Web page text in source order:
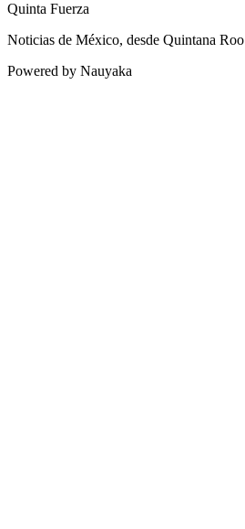
Quinta Fuerza
Noticias de México, desde Quintana Roo
Powered by Nauyaka